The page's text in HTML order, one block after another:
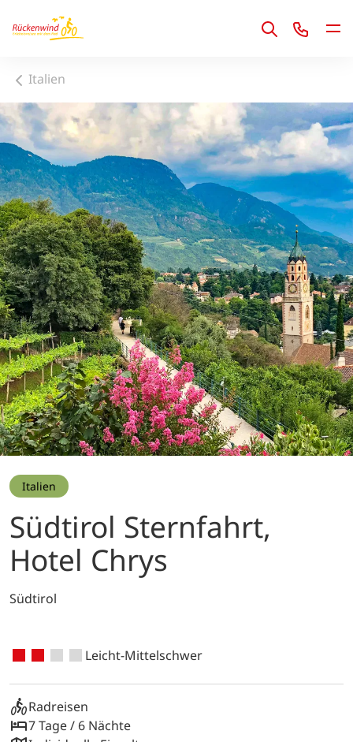
1
Italien
Italien
Südtirol Sternfahrt,
Hotel Chrys
Südtirol
Leicht-Mittelschwer
Radreisen
7 Tage / 6 Nächte